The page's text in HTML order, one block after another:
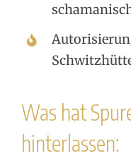
Was hat
hinterlassen: